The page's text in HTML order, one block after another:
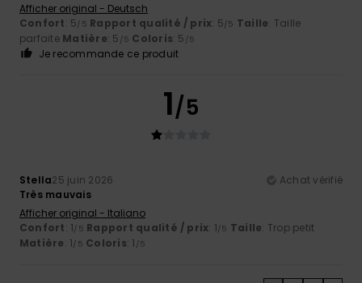
Afficher original - Deutsch
Confort: 5/5 Rapport qualité / prix: 5/5 Taille: Taille
parfaite Matière: 5 /5 Coloris: 5 /5
Je recommande ce produit
1/5
Stella25 juin 2026
Achat vérifié
Très mauvais
Afficher original - Italiano
Confort: 1/5 Rapport qualité / prix: 1/5 Taille: Trop petit
Matière: 1/5 Coloris: 1 /5